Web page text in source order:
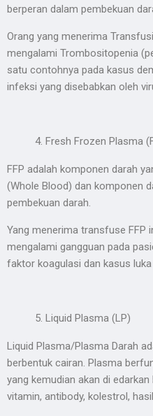
berperan dalam pembekuan
Orang yang menerima
mengalami Trombositopenia
satu contohnya pada kasus
infeksi yang disebabkan oleh
Fresh Frozen Plasma
FFP adalah komponen darah
(Whole Blood) dan komponen
pembekuan darah.
Yang menerima transfuse FFP
mengalami gangguan pada
faktor koagulasi dan kasus luka
Liquid Plasma (LP)
Liquid Plasma/Plasma Darah
berbentuk cairan. Plasma
yang kemudian akan di
vitamin, antibody, kolestrol,